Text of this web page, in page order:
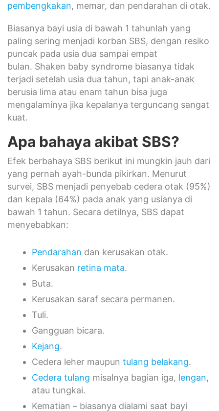
pembengkakan, memar, dan pendarahan di otak.
Biasanya bayi usia di bawah 1 tahunlah yang
paling sering menjadi korban SBS, dengan resiko
puncak pada usia dua sampai empat
bulan. Shaken baby syndrome biasanya tidak
terjadi setelah usia dua tahun, tapi anak-anak
berusia lima atau enam tahun bisa juga
mengalaminya jika kepalanya terguncang sangat
kuat.
Apa bahaya akibat SBS?
Efek berbahaya SBS berikut ini mungkin jauh dari
yang pernah ayah-bunda pikirkan. Menurut
survei, SBS menjadi penyebab cedera otak (95%)
dan kepala (64%) pada anak yang usianya di
bawah 1 tahun. Secara detilnya, SBS dapat
menyebabkan:
Pendarahan dan kerusakan otak.
Kerusakan retina mata.
Buta.
Kerusakan saraf secara permanen.
Tuli.
Gangguan bicara.
Kejang.
Cedera leher maupun tulang belakang.
Cedera tulang misalnya bagian iga, lengan,
atau tungkai.
Kematian – biasanya dialami saat bayi